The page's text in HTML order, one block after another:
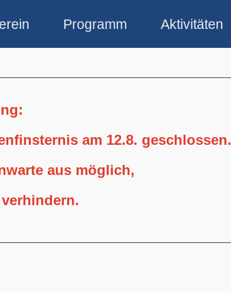
Programm Aktivitäten
am 12.8. geschlossen.
aus möglich,